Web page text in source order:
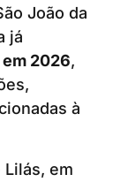
João da
já
2026,
à
Lilás, em